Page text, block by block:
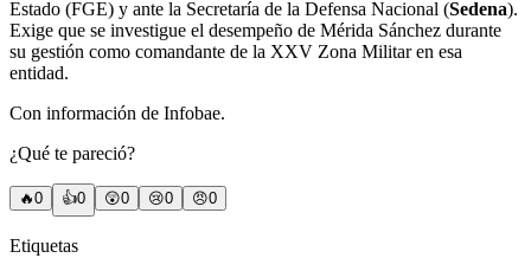
Estado (FGE) y ante la Secretaría de la Defensa Nacional (Sedena).
Exige que se investigue el desempeño de Mérida Sánchez durante
su gestión como comandante de la XXV Zona Militar en esa
entidad.
Con información de Infobae.
¿Qué te pareció?
🔥0 👍0 😲0 😢0 😠0
Etiquetas